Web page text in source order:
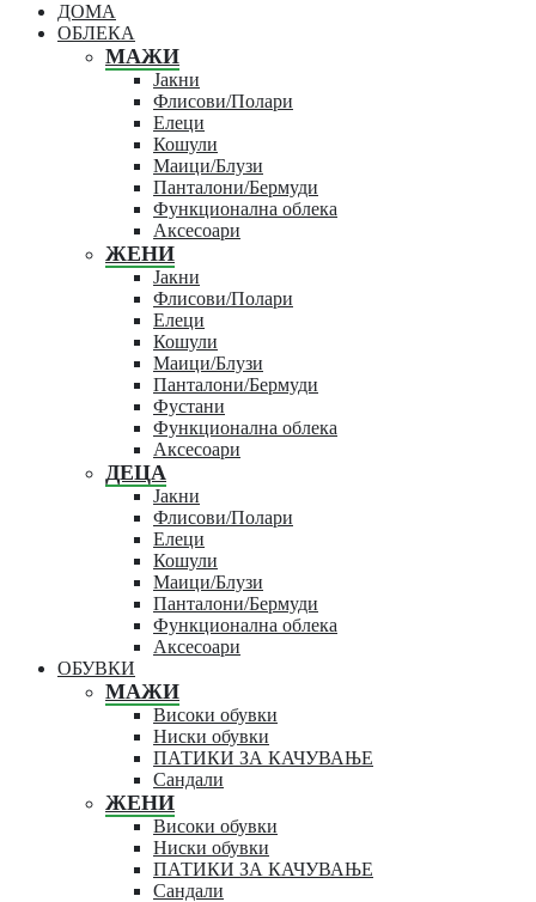
ДОМА
ОБЛЕКА
МАЖИ
Јакни
Флисови/Полари
Елеци
Кошули
Маици/Блузи
Панталони/Бермуди
Функционална облека
Аксесоари
ЖЕНИ
Јакни
Флисови/Полари
Елеци
Кошули
Маици/Блузи
Панталони/Бермуди
Фустани
Функционална облека
Аксесоари
ДЕЦА
Јакни
Флисови/Полари
Елеци
Кошули
Маици/Блузи
Панталони/Бермуди
Функционална облека
Аксесоари
ОБУВКИ
МАЖИ
Високи обувки
Ниски обувки
ПАТИКИ ЗА КАЧУВАЊЕ
Сандали
ЖЕНИ
Високи обувки
Ниски обувки
ПАТИКИ ЗА КАЧУВАЊЕ
Сандали